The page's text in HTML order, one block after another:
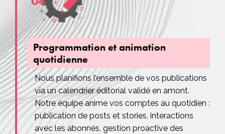
Programmation et animation
quotidienne
Nous planifions l’ensemble de vos publications
via un calendrier éditorial validé en amont.
Notre équipe anime vos comptes au quotidien :
publication de posts et stories, interactions
avec les abonnés, gestion proactive des